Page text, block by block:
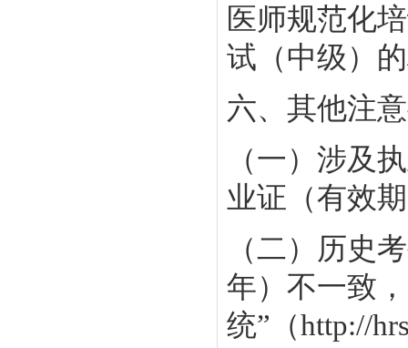
医师规范化
试（中级）
六、其他注
（一）涉及
业证（有效
（二）历史
年）不一致
统”（http://